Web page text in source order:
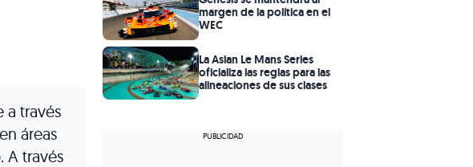
a través
áreas
A través
margen de la política en el
WEC
La Asian Le Mans Series
oficializa las reglas para las
alineaciones de sus clases